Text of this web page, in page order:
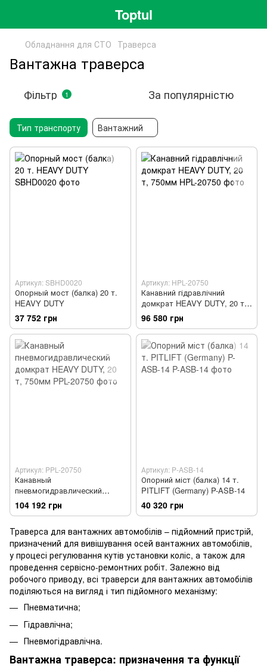
Toptul
Обладнання для СТО Траверса
Вантажна траверса
Фільтр 1 За популярністю
Тип транспорту Вантажний
Артикул: SBHD0020
Опорный мост (балка) 20 т.
HEAVY DUTY
37 752 грн
Артикул: HPL-20750
Канавний гідравлічний
домкрат HEAVY DUTY, 20 т,
750мм
96 580 грн
Артикул: PPL-20750
Канавный
пневмогидравлический
домкрат HEAVY DUTY, 20 т,
750мм
104 192 грн
Артикул: P-ASB-14
Опорний міст (балка) 14 т.
PITLIFT (Germany) P-ASB-14
40 320 грн
Траверса для вантажних автомобілів – підйомний пристрій,
призначений для вивішування осей вантажних автомобілів,
у процесі регулювання кутів установки коліс, а також для
проведення сервісно-ремонтних робіт. Залежно від
робочого приводу, всі траверси для вантажних автомобілів
поділяються на вигляд і тип підйомного механізму:
Пневматична;
Гідравлічна;
Пневмогідравлічна.
Вантажна траверса: призначення та функції